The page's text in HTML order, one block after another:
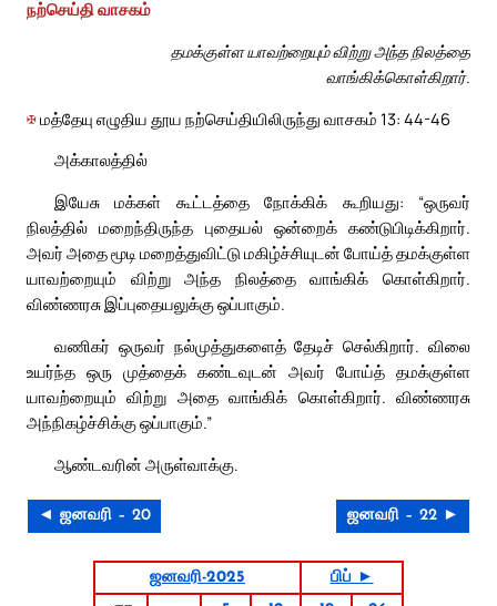
நற்செய்தி வாசகம்
தமக்குள்ள யாவற்றையும் விற்று அந்த நிலத்தை
வாங்கிக்கொள்கிறார்.
✠மத்தேயு எழுதிய தூய நற்செய்தியிலிருந்து வாசகம் 13: 44-46
அக்காலத்தில்
இயேசு மக்கள் கூட்டத்தை நோக்கிக் கூறியது: “ஒருவர்
நிலத்தில் மறைந்திருந்த புதையல் ஒன்றைக் கண்டுபிடிக்கிறார்.
அவர் அதை மூடி மறைத்துவிட்டு மகிழ்ச்சியுடன் போய்த் தமக்குள்ள
யாவற்றையும் விற்று அந்த நிலத்தை வாங்கிக் கொள்கிறார்.
விண்ணரசு இப்புதையலுக்கு ஒப்பாகும்.
வணிகர் ஒருவர் நல்முத்துகளைத் தேடிச் செல்கிறார். விலை
உயர்ந்த ஒரு முத்தைக் கண்டவுடன் அவர் போய்த் தமக்குள்ள
யாவற்றையும் விற்று அதை வாங்கிக் கொள்கிறார். விண்ணரசு
அந்நிகழ்ச்சிக்கு ஒப்பாகும்.”
ஆண்டவரின் அருள்வாக்கு.
◄ ஜனவரி – 20 ஜனவரி – 22 ►
ஜனவரி-2025
பிப் ►